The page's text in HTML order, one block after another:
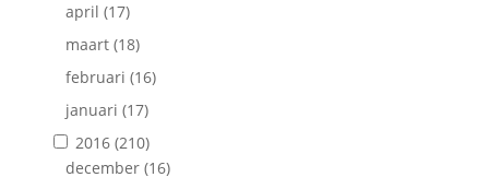
april (17)
maart(18)
februari (16)
januari (17)
2016(210)
december(16)